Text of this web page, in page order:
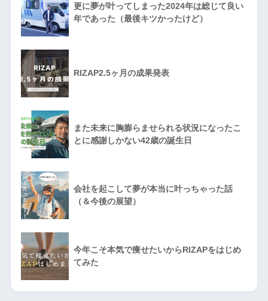
更に夢が叶ってしまった2024年は総じて良い
年であった（最後キツかったけど）
RIZAP2.5ヶ月の成果発表
また未来に胸膨らませられる状況になったこ
とに感謝しかない42歳の誕生日
会社を起こして夢が本当に叶っちゃった話
（＆今後の展望）
今年こそ本気で痩せたいからRIZAPをはじめ
てみた